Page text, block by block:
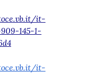
it-
145-1-
it-